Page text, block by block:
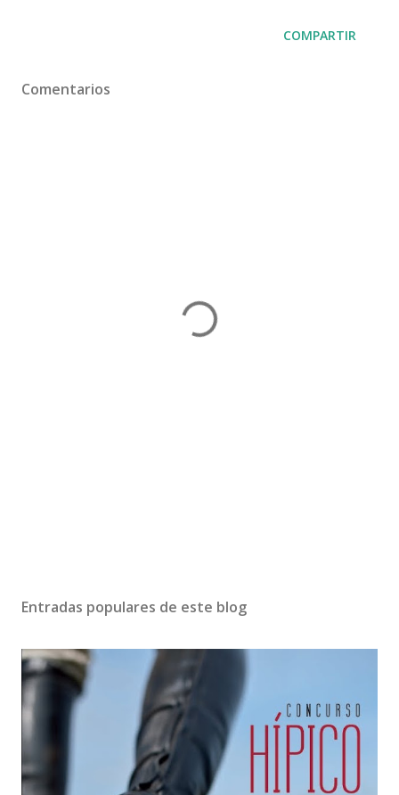
COMPARTIR
Comentarios
Entradas populares de este blog